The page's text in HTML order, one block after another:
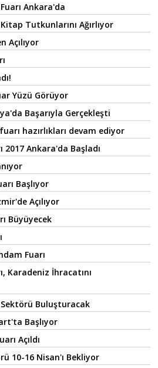
Ankara'da
Tutkunlarını Ağırlıyor
Açılıyor
Yüzü Görüyor
Başarıyla Gerçekleşti
hazırlıkları devam ediyor
2017 Ankara'da Başladı
Başlıyor
Açılıyor
Büyüyecek
Fuarı
Karadeniz İhracatını
Sektörü Buluşturacak
Başlıyor
Açıldı
10-16 Nisan'ı Bekliyor